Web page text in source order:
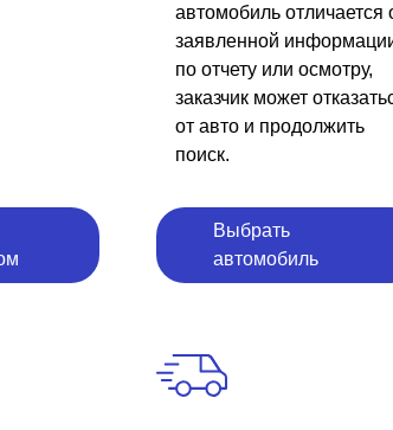
автомобиль отличается
заявленной
по отчету или осмотру,
заказчик может
от авто и продолжить
поиск.
Выбрать
автомобиль